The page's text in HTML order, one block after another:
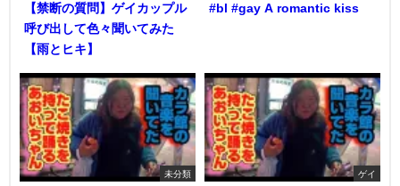
【禁断の質問】ゲイカップル
呼び出して色々聞いてみた
【雨とヒキ】
#bl #gay A romantic kiss
未分類 ゲイ